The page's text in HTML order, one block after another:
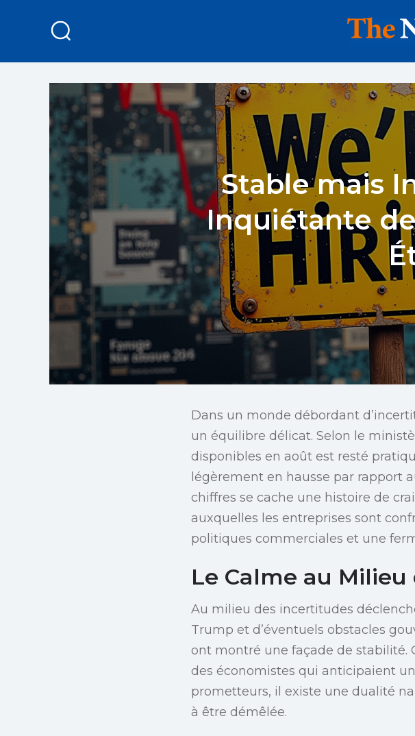
Stable mais
Inquiétante
Dans un monde débordant
un équilibre délicat. Selon le
disponibles en août est resté
légèrement en hausse par rapport
chiffres se cache une histoire de
auxquelles les entreprises sont
politiques commerciales et une
Le Calme au
Au milieu des incertitudes
Trump et d’éventuels obstacles
ont montré une façade de stabilité.
des économistes qui anticipaient
prometteurs, il existe une dualité
à être démêlée.